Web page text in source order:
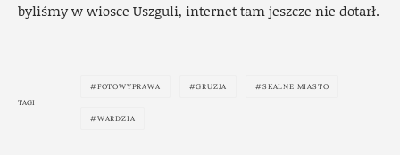
byliśmy w wiosce Uszguli, internet tam jeszcze nie dotarł.
TAGI
FOTOWYPRAWA GRUZJA SKALNE MIASTO
WARDZIA